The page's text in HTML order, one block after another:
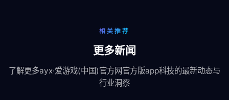
相关推荐
更多新闻
了解更多ayx·爱游戏(中国)官方网官方版app科技的最新动态与
行业洞察